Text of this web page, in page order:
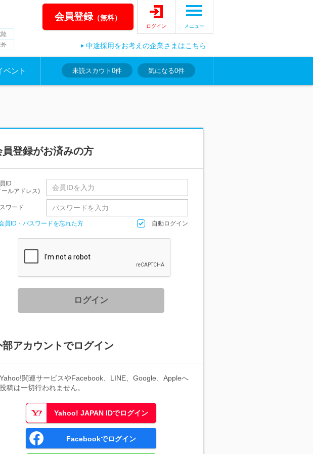
陸
外
会員登録（無料）
ログイン メニュー
中途採用をお考えの企業さまはこちら
ベント 未読スカウト 0件 気になる0件
員登録がお済みの方
ID
ールアドレス)
ワード
員ID・パスワードを忘れた方 自動ログイン
ログイン
部アカウントでログイン
関連サービスやFacebook、LINE、Google、Appleへ
稿は一切行われません。
Yahoo! JAPAN IDでログイン
Facebookでログイン